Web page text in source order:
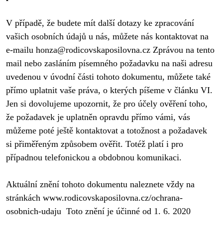
V případě, že budete mít další dotazy ke zpracování
vašich osobních údajů u nás, můžete nás kontaktovat na
e-mailu honza@rodicovskaposilovna.cz Zprávou na tento
mail nebo zasláním písemného požadavku na naši adresu
uvedenou v úvodní části tohoto dokumentu, můžete také
přímo uplatnit vaše práva, o kterých píšeme v článku VI.
Jen si dovolujeme upozornit, že pro účely ověření toho,
že požadavek je uplatněn opravdu přímo vámi, vás
můžeme poté ještě kontaktovat a totožnost a požadavek
si přiměřeným způsobem ověřit. Totéž platí i pro
případnou telefonickou a obdobnou komunikaci.
Aktuální znění tohoto dokumentu naleznete vždy na
stránkách www.rodicovskaposilovna.cz/ochrana-
osobnich-udaju  Toto znění je účinné od 1. 6. 2020